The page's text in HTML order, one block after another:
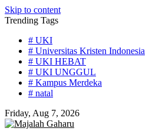
Skip to content
Trending Tags
# UKI
# Universitas Kristen Indonesia
# UKI HEBAT
# UKI UNGGUL
# Kampus Merdeka
# natal
Friday, Aug 7, 2026